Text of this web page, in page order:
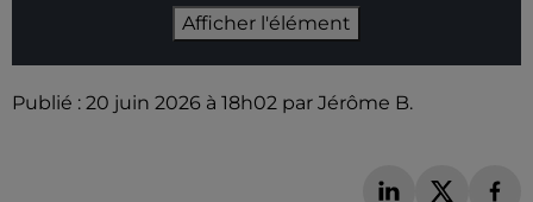
Afficher l'élément
Publié : 20 juin 2026 à 18h02 par Jérôme B.